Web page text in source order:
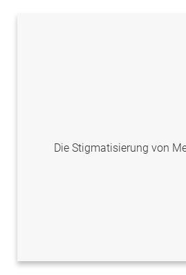
Die Stigmatisierung von